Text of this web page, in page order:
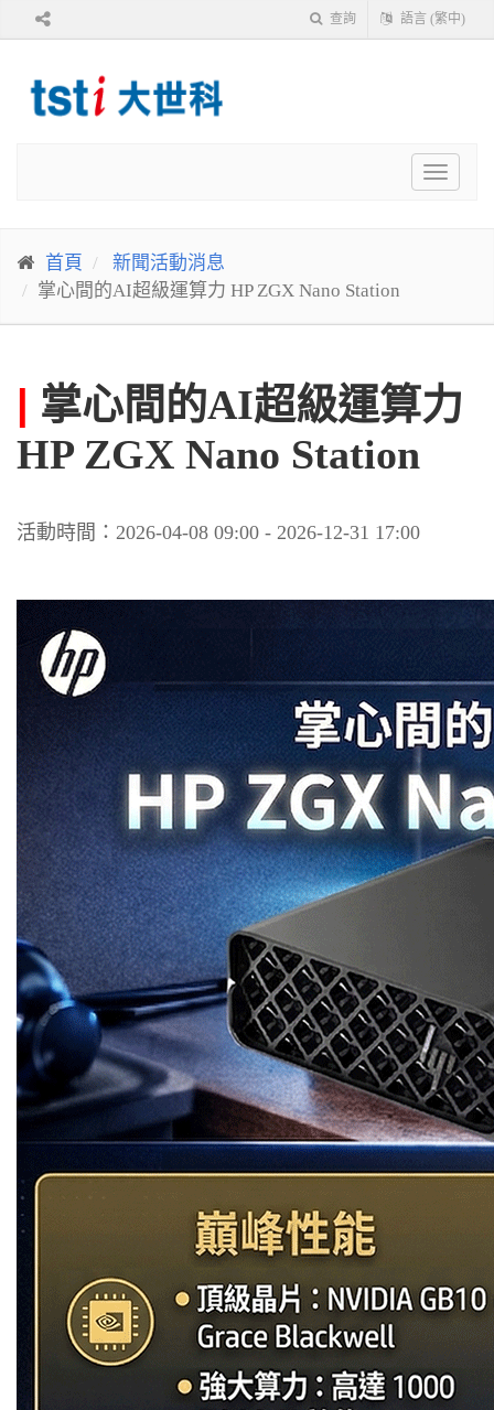
查詢 語言 (繁中)
Toggle
首頁
新聞活動消息
掌心間的AI超級運算力 HP ZGX Nano Station
| 掌心間的AI超級運算力
HP ZGX Nano Station
活動時間：2026-04-08 09:00 - 2026-12-31 17:00